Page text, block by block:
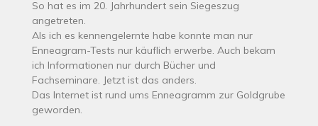
So hat es im 20. Jahrhundert sein Siegeszug
angetreten.
Als ich es kennengelernte habe konnte man nur
Enneagram-Tests nur käuflich erwerbe. Auch bekam
ich Informationen nur durch Bücher und
Fachseminare. Jetzt ist das anders.
Das Internet ist rund ums Enneagramm zur Goldgrube
geworden.